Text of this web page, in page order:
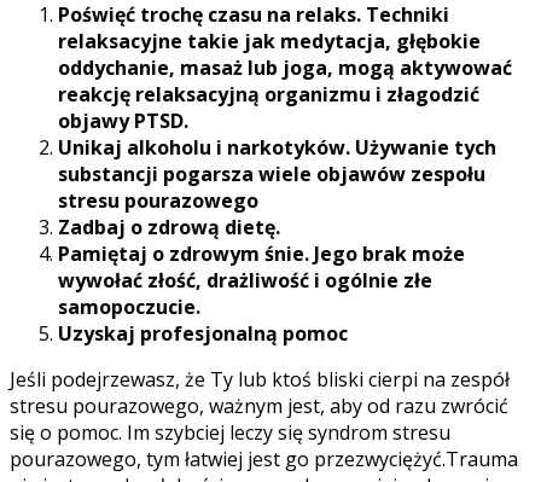
Poświęć trochę czasu na relaks. Techniki
relaksacyjne takie jak medytacja, głębokie
oddychanie, masaż lub joga, mogą aktywować
reakcję relaksacyjną organizmu i złagodzić
objawy PTSD.
Unikaj alkoholu i narkotyków. Używanie tych
substancji pogarsza wiele objawów zespołu
stresu pourazowego
Zadbaj o zdrową dietę.
Pamiętaj o zdrowym śnie. Jego brak może
wywołać złość, drażliwość i ogólnie złe
samopoczucie.
Uzyskaj profesjonalną pomoc
Jeśli podejrzewasz, że Ty lub ktoś bliski cierpi na zespół
stresu pourazowego, ważnym jest, aby od razu zwrócić
się o pomoc. Im szybciej leczy się syndrom stresu
pourazowego, tym łatwiej jest go przezwyciężyć.Trauma